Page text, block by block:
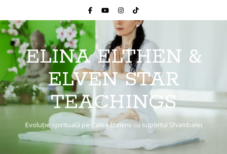
ELINA ELTHEN &
ELVEN STAR
TEACHINGS
Evoluție spirituală pe Calea Luminii cu suportul Shambalei